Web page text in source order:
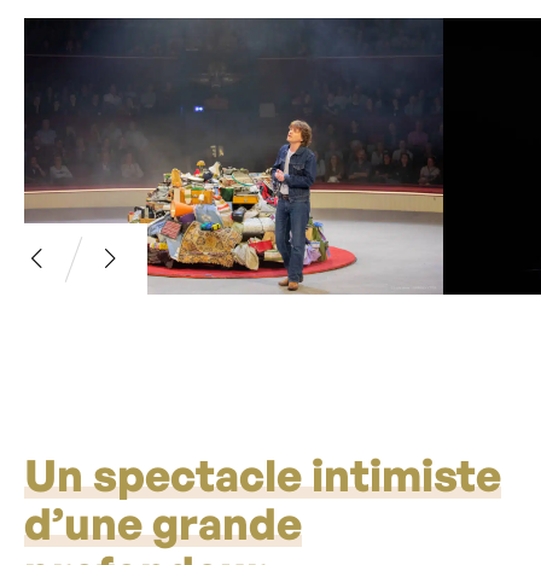
Un spectacle intimiste
d’une grande